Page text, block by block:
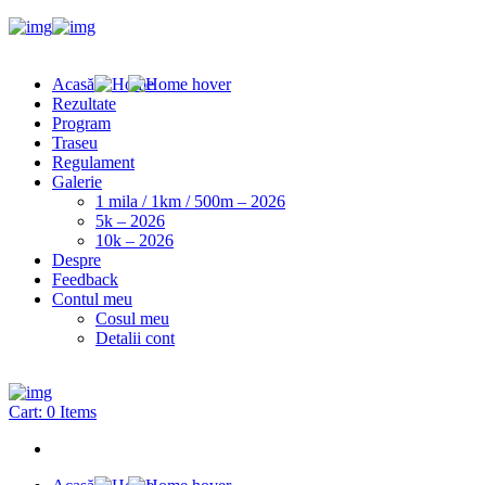
Acasă
Rezultate
Program
Traseu
Regulament
Galerie
1 mila / 1km / 500m – 2026
5k – 2026
10k – 2026
Despre
Feedback
Contul meu
Cosul meu
Detalii cont
Cart: 0 Items